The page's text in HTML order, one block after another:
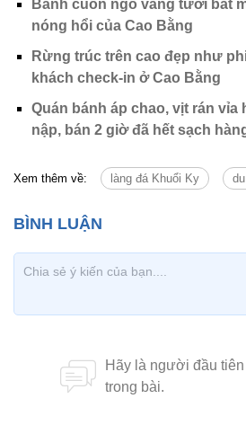
Bánh cuốn ngô vàng tươi bắt
nóng hổi của Cao Bằng
Rừng trúc trên cao đẹp như
khách check-in ở Cao Bằng
Quán bánh áp chao, vịt rán vỉa
nập, bán 2 giờ đã hết sạch
Xem thêm về: làng đá Khuổi Ky